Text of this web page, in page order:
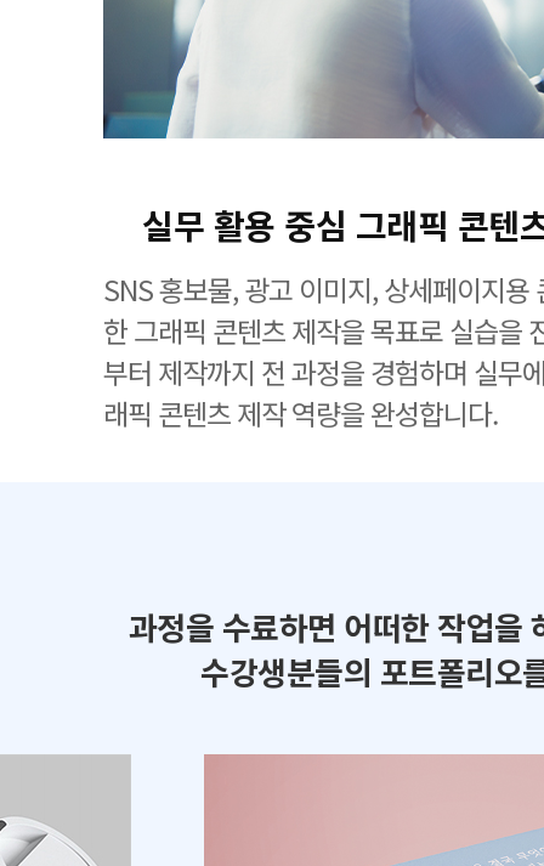
실무 활용 중심 그래픽 콘텐
SNS 홍보물, 광고 이미지, 상세페이지용
한 그래픽 콘텐츠 제작을 목표로 실습을
부터 제작까지 전 과정을 경험하며 실무
래픽 콘텐츠 제작 역량을 완성합니다.
과정을 수료하면 어떠한 작업을
수강생분들의 포트폴리오